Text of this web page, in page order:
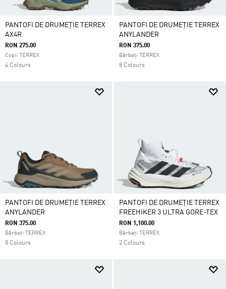
PANTOFI DE DRUMEȚIE TERREX
AX4R
RON 275.00
Copii TERREX
4 Colours
PANTOFI DE DRUMEȚIE TERREX
ANYLANDER
RON 375.00
Bărbați TERREX
8 Colours
PANTOFI DE DRUMEȚIE TERREX
ANYLANDER
RON 375.00
Bărbați TERREX
8 Colours
PANTOFI DE DRUMEȚIE TERREX
FREEHIKER 3 ULTRA GORE-TEX
RON 1,100.00
Bărbați TERREX
2 Colours